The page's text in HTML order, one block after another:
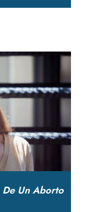
De Un Aborto